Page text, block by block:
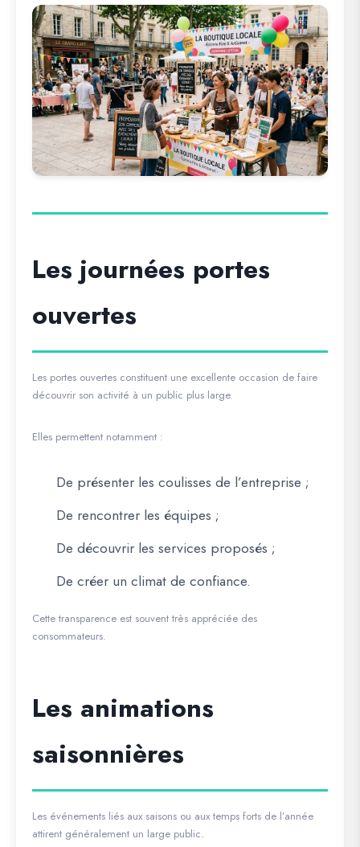
Les journées portes
ouvertes
Les portes ouvertes constituent une excellente occasion de faire
découvrir son activité à un public plus large.
Elles permettent notamment :
De présenter les coulisses de l’entreprise ;
De rencontrer les équipes ;
De découvrir les services proposés ;
De créer un climat de confiance.
Cette transparence est souvent très appréciée des
consommateurs.
Les animations
saisonnières
Les événements liés aux saisons ou aux temps forts de l’année
attirent généralement un large public.